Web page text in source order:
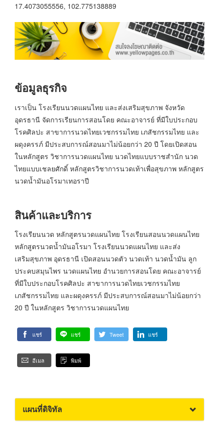
17.4073055556, 102.775138889
ข้อมูลธุรกิจ
เราเป็น โรงเรียนนวดแผนไทย และส่งเสริมสุขภาพ จังหวัด
อุดรธานี จัดการเรียนการสอนโดย คณะอาจารย์ ที่มีใบประกอบ
โรคศิลปะ สาขาการนวดไทยเวชกรรมไทย เภสัชกรรมไทย และ
ผดุงครรภ์ มีประสบการณ์สอนมาไม่น้อยกว่า 20 ปี โดยเปิดสอน
ในหลักสูตร วิชาการนวดแผนไทย นวดไทยแบบราชสำนัก นวด
ไทยแบบเชลยศักดิ์ หลักสูตรวิชาการนวดเท้าเพื่อสุขภาพ หลักสูตร
นวดน้ำมันอโรมาเทอราปี
สินค้าและบริการ
โรงเรียนนวด หลักสูตรนวดแผนไทย โรงเรียนสอนนวดแผนไทย
หลักสูตรนวดน้ำมันอโรมา โรงเรียนนวดแผนไทย และส่ง
เสริมสุขภาพ อุดรธานี เปิดสอนนวดตัว นวดเท้า นวดน้ำมัน ลูก
ประคบสมุนไพร นวดแผนไทย อำนวยการสอนโดย คณะอาจารย์
ที่มีใบประกอบโรคศิลปะ สาขาการนวดไทยเวชกรรมไทย
เภสัชกรรมไทย และผดุงครรภ์ มีประสบการณ์สอนมาไม่น้อยกว่า
20 ปี ในหลักสูตร วิชาการนวดแผนไทย
แชร์ แชร์ Tweet แชร์
อีเมล พิมพ์
แผนที่ดิจิทัล